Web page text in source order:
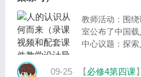
教师活动：围
室公布了中国
中心议题：探索
认识人类认识
09-25 【必修4第四课】